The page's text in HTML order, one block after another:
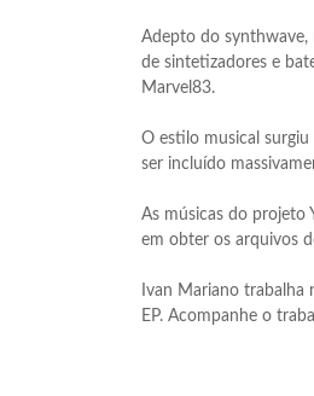
Adepto do synthwave,
de sintetizadores e
Marvel83.
O estilo musical
ser incluído
As músicas do projeto
em obter os arquivos
Ivan Mariano trabalha
EP. Acompanhe o